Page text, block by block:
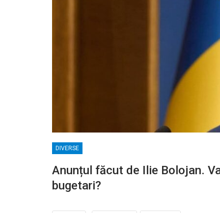
DIVERSE
Anunțul făcut de Ilie Bolojan.
bugetari?